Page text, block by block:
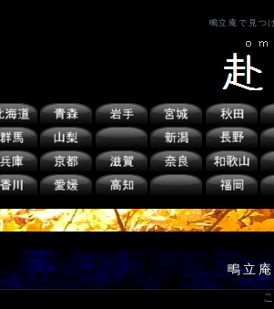
鴫立庵で見つ
鴫立